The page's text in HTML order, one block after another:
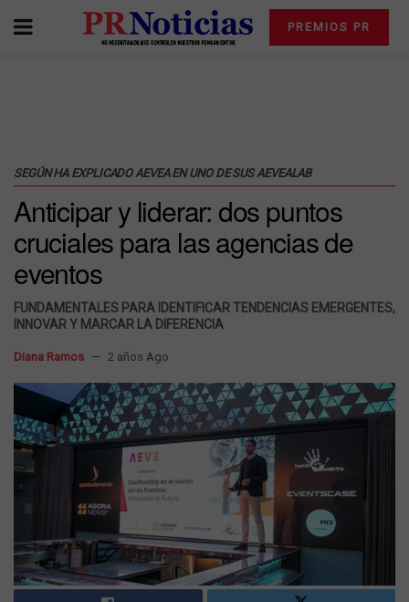
PREMIOS PR
SEGÚN HA EXPLICADO AEVEA EN UNO DE SUS AEVEALAB
Anticipar y liderar: dos puntos
cruciales para las agencias de
eventos
FUNDAMENTALES PARA IDENTIFICAR TENDENCIAS EMERGENTES,
INNOVAR Y MARCAR LA DIFERENCIA
Diana Ramos 2 años Ago